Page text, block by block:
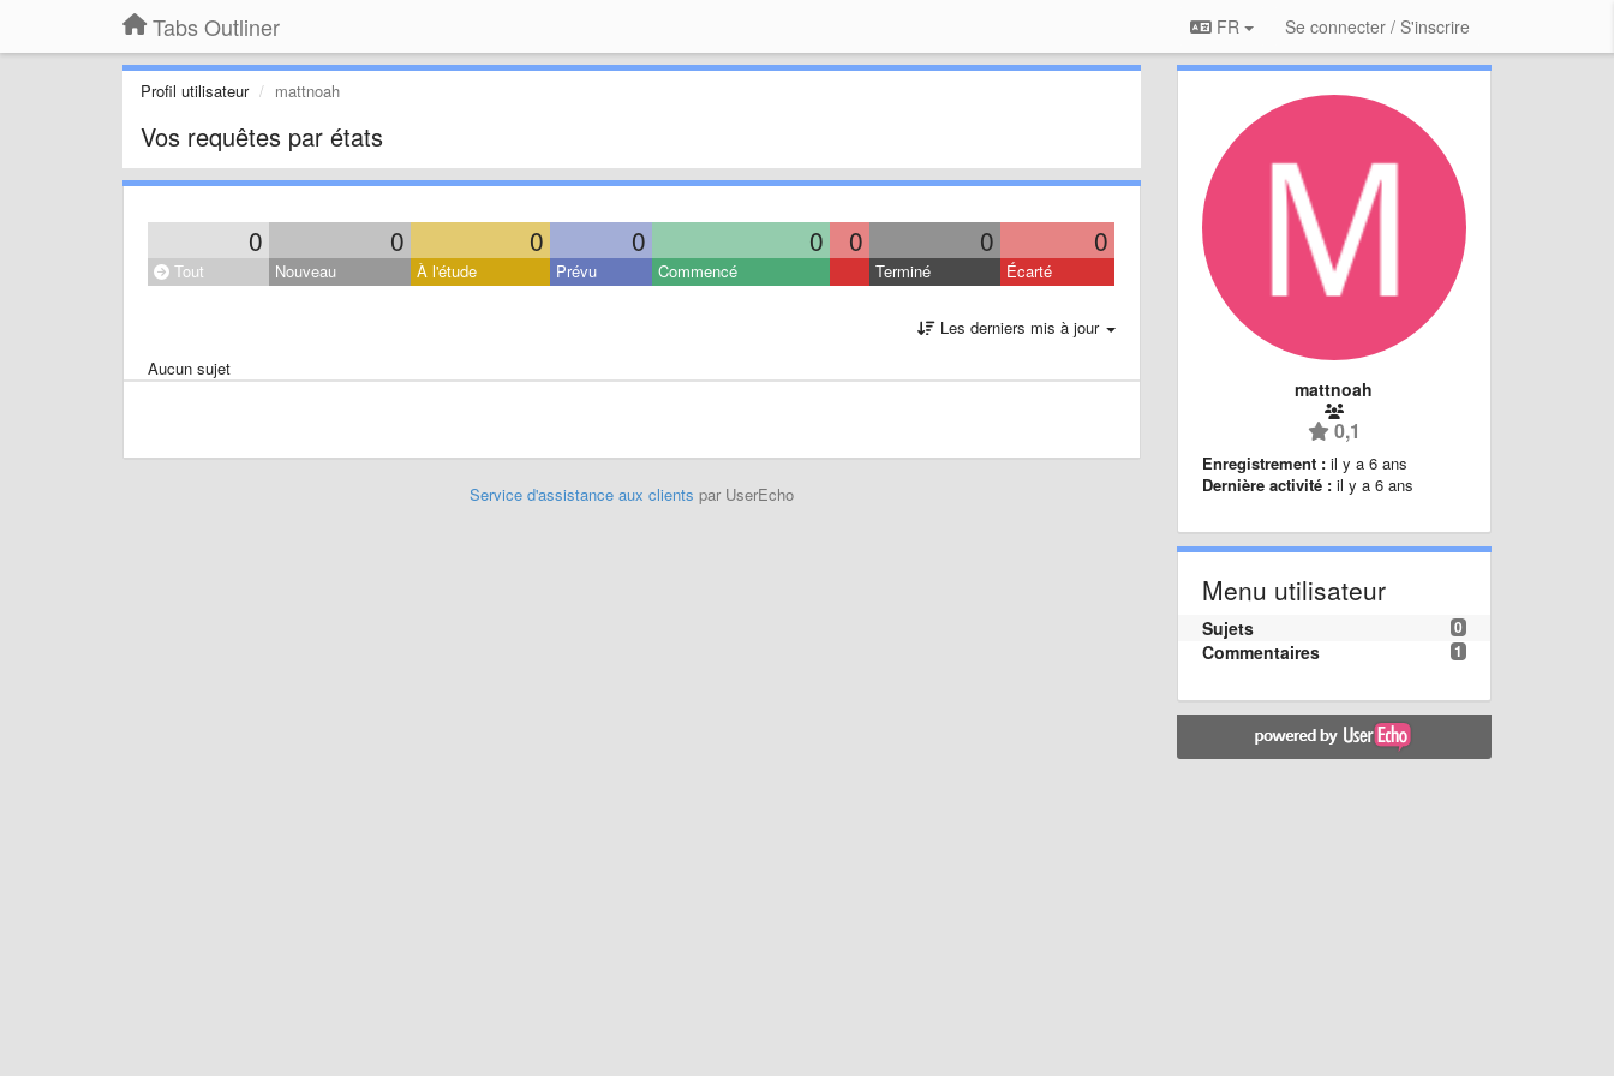
Tabs Outliner FR Se connecter / S'inscrire
Profil utilisateur mattnoah
Vos requêtes par états
0 0 0 0 0 0 0 0
Tout Nouveau À l'étude Prévu Commencé Terminé Écarté
Les derniers mis à jour
Aucun sujet
Service d'assistance aux clients par UserEcho
mattnoah
0,1
Enregistrement : il y a 6 ans
Dernière activité : il y a 6 ans
Menu utilisateur
0
Sujets
1
Commentaires